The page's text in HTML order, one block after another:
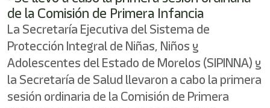
de la Comisión de Primera Infancia
La Secretaría Ejecutiva del Sistema de
Protección Integral de Niñas, Niños y
Adolescentes del Estado de Morelos (SIPINNA) y
la Secretaría de Salud llevaron a cabo la primera
sesión ordinaria de la Comisión de Primera